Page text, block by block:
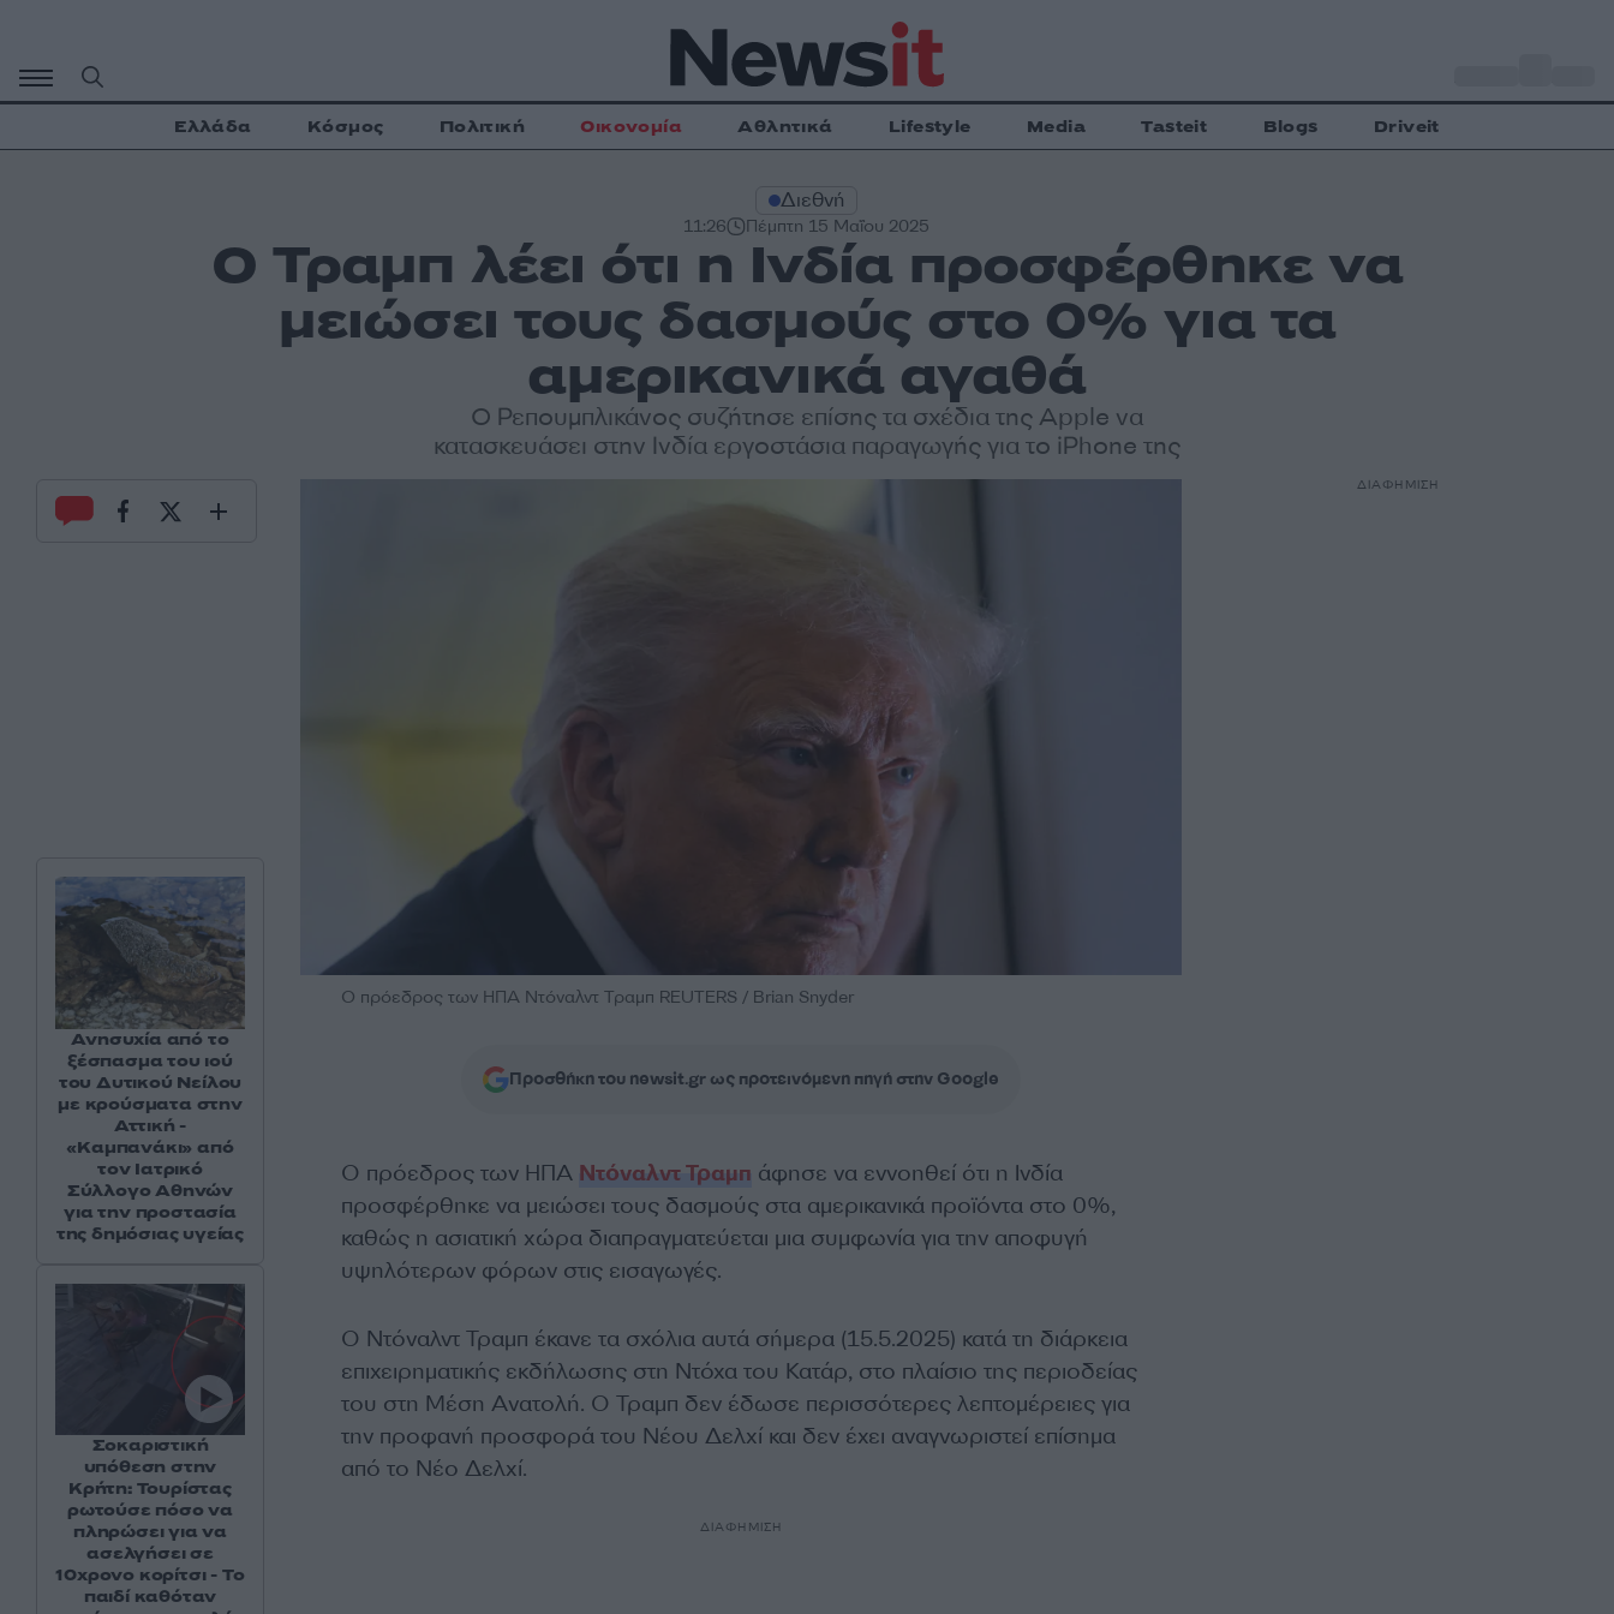
περιεχόμενο
Ελλάδα Κόσμος Πολιτική Οικονομία Αθλητικά Lifestyle Media Tasteit Blogs Driveit
Διεθνή
11:26 Πέμπτη 15 Μαΐου 2025
Ο Τραμπ λέει ότι η Ινδία προσφέρθηκε να
μειώσει τους δασμούς στο 0% για τα
αμερικανικά αγαθά
Ο Ρεπουμπλικάνος συζήτησε επίσης τα σχέδια της Apple να
κατασκευάσει στην Ινδία εργοστάσια παραγωγής για το iPhone της
Ο πρόεδρος των ΗΠΑ Ντόναλντ Τραμπ REUTERS / Brian Snyder
Προσθήκη του newsit.gr ως προτεινόμενη πηγή στην Google
Ο πρόεδρος των ΗΠΑ Ντόναλντ Τραμπ άφησε να εννοηθεί ότι η Ινδία
προσφέρθηκε να μειώσει τους δασμούς στα αμερικανικά προϊόντα στο 0%,
καθώς η ασιατική χώρα διαπραγματεύεται μια συμφωνία για την αποφυγή
υψηλότερων φόρων στις εισαγωγές.
Ο Ντόναλντ Τραμπ έκανε τα σχόλια αυτά σήμερα (15.5.2025) κατά τη διάρκεια
επιχειρηματικής εκδήλωσης στη Ντόχα του Κατάρ, στο πλαίσιο της περιοδείας
του στη Μέση Ανατολή. Ο Τραμπ δεν έδωσε περισσότερες λεπτομέρειες για
την προφανή προσφορά του Νέου Δελχί και δεν έχει αναγνωριστεί επίσημα
από το Νέο Δελχί.
ΔΙΑΦΗΜΙΣΗ
Ανησυχία από το
ξέσπασμα του ιού
του Δυτικού Νείλου
με κρούσματα στην
Αττική -
«Καμπανάκι» από
τον Ιατρικό
Σύλλογο Αθηνών
για την προστασία
της δημόσιας υγείας
Σοκαριστική
υπόθεση στην
Κρήτη: Τουρίστας
ρωτούσε πόσο να
πληρώσει για να
ασελγήσει σε
10χρονο κορίτσι - Το
παιδί καθόταν
ΔΙΑΦΗΜΙΣΗ